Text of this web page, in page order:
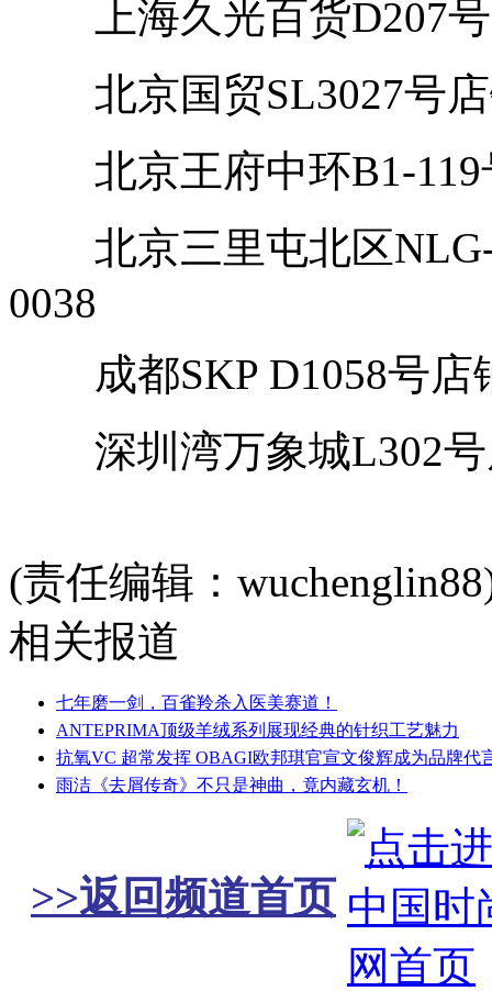
上海久光百货D207号
北京国贸SL3027号店
北京王府中环B1-119
北京三里屯北区NLG-
0038
成都SKP D1058号店
深圳湾万象城L302号
(责任编辑：
相关报道
七年磨一剑，百雀羚杀入医美赛道！
ANTEPRIMA顶级羊绒系列展现经典的针织工艺魅力
抗氧VC 超常发挥 OBAGI欧邦琪官宣文俊辉成为品牌代
雨洁《去屑传奇》不只是神曲，竟内藏玄机！
>>返回频道首页